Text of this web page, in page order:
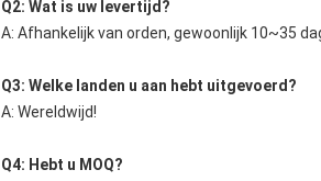
Q2: Wat is uw levertijd?
A: Afhankelijk van orden, gewoonlijk 10~35
Q3: Welke landen u aan hebt uitgevoerd?
A: Wereldwijd!
Q4: Hebt u MOQ?